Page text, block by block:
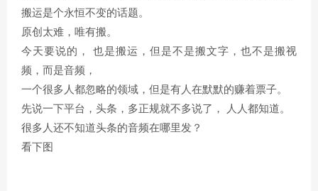
搬运是个永恒不变的话题。
原创太难，唯有搬。
今天要说的， 也是搬运，但是不是搬文字，也不是搬视
频，而是音频，
一个很多人都忽略的领域，但是有人在默默的赚着票子。
先说一下平台，头条，多正规就不多说了， 人人都知道。
很多人还不知道头条的音频在哪里发？
看下图